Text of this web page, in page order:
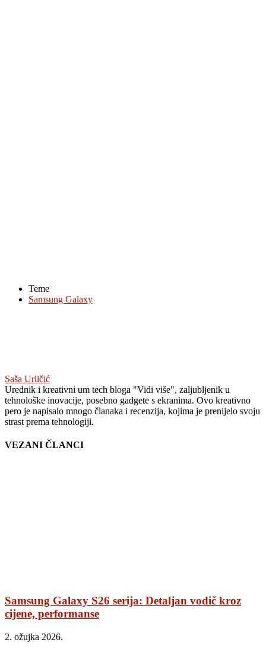
Teme
Samsung Galaxy
Saša Urličić
Urednik i kreativni um tech bloga "Vidi više", zaljubljenik u
tehnološke inovacije, posebno gadgete s ekranima. Ovo kreativno
pero je napisalo mnogo članaka i recenzija, kojima je prenijelo svoju
strast prema tehnologiji.
VEZANI ČLANCI
Samsung Galaxy S26 serija: Detaljan vodič kroz
cijene, performanse
2. ožujka 2026.